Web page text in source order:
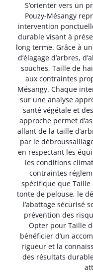
S’orienter vers un
Pouzy-Mésangy
intervention
durable visant à
long terme. Grâce à
d’élagage d’arbres,
souches, Taille de
aux contraintes
Mésangy. Chaque
sur une analyse
santé végétale et
approche permet
allant de la taille
par le
en respectant les
les conditions
contraintes
spécifique que
tonte de pelouse, le
l’abattage sécurisé
prévention des
Opter pour Taille
bénéficier d’un
rigueur et la
des résultats